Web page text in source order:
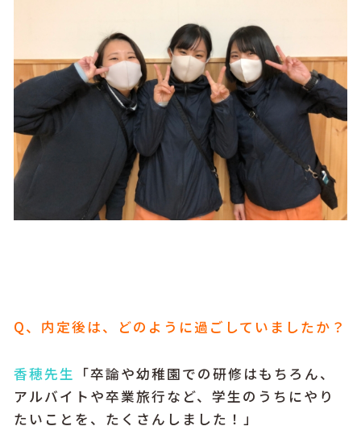
Q、内定後は、どのように過ごしていましたか？
香穂先生 「卒論や幼稚園での研修はもちろん、
アルバイトや卒業旅行など、学生のうちにやり
たいことを、たくさんしました！」